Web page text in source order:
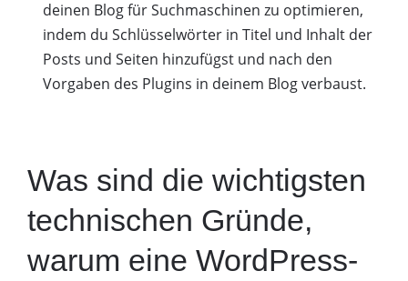
deinen Blog für Suchmaschinen zu optimieren,
indem du Schlüsselwörter in Titel und Inhalt der
Posts und Seiten hinzufügst und nach den
Vorgaben des Plugins in deinem Blog verbaust.
Was sind die wichtigsten
technischen Gründe,
warum eine WordPress-